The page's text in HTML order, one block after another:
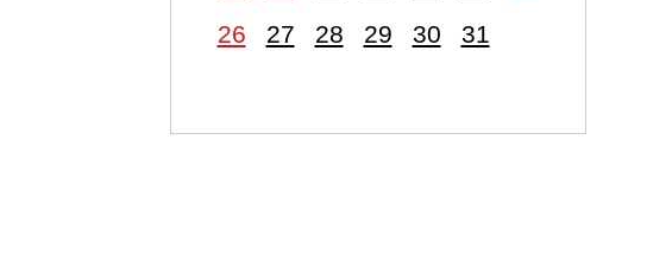
26
27 28 29 30 31